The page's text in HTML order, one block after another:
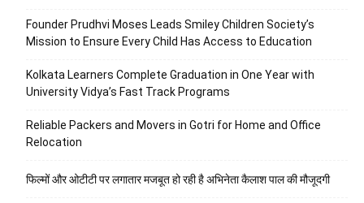
Founder Prudhvi Moses Leads Smiley Children Society’s
Mission to Ensure Every Child Has Access to Education
Kolkata Learners Complete Graduation in One Year with
University Vidya’s Fast Track Programs
Reliable Packers and Movers in Gotri for Home and Office
Relocation
फिल्मों और ओटीटी पर लगातार मजबूत हो रही है अभिनेता कैलाश पाल की मौजूदगी